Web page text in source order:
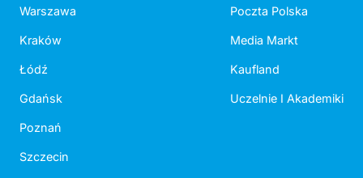
Warszawa
Kraków
Łódź
Gdańsk
Poznań
Szczecin
Poczta Polska
Media Markt
Kaufland
Uczelnie I Akademiki